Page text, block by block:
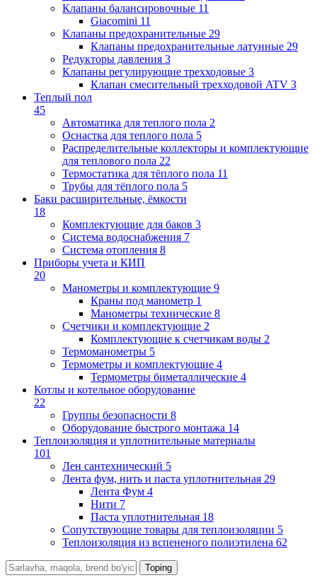
Клапаны балансировочные 11
Giacomini 11
Клапаны предохранительные 29
Клапаны предохранительные латунные 29
Редукторы давления 3
Клапаны регулирующие трехходовые 3
Клапан смесительный трехходовой ATV 3
Теплый пол
45
Автоматика для теплого пола 2
Оснастка для теплого пола 5
Распределительные коллекторы и комплектующие
для теплового пола 22
Термостатика для тёплого пола 11
Трубы для тёплого пола 5
Баки расширительные, ёмкости
18
Комплектующие для баков 3
Система водоснабжения 7
Система отопления 8
Приборы учета и КИП
20
Манометры и комплектующие 9
Краны под манометр 1
Манометры технические 8
Счетчики и комплектующие 2
Комплектующие к счетчикам воды 2
Термоманометры 5
Термометры и комплектующие 4
Термометры биметаллические 4
Котлы и котельное оборудование
22
Группы безопасности 8
Оборудование быстрого монтажа 14
Теплоизоляция и уплотнительные материалы
101
Лен сантехнический 5
Лента фум, нить и паста уплотнительная 29
Лента Фум 4
Нити 7
Паста уплотнительная 18
Сопутствующие товары для теплоизоляции 5
Теплоизоляция из вспененого полиэтилена 62